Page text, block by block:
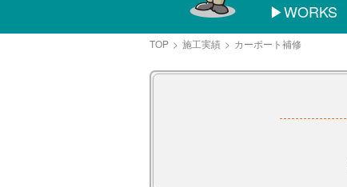
WORKS
TOP > 施工実績 > カーポート補修